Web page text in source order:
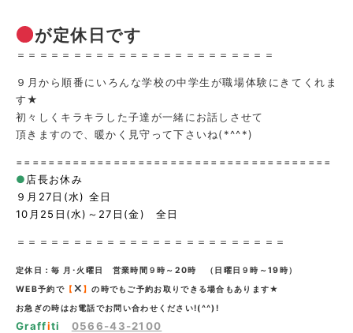
が定休日です
＝＝＝＝＝＝＝＝＝＝＝＝＝＝＝＝＝＝＝＝＝＝＝
９月から順番にいろんな学校の中学生が職場体験にきてくれま
す★
初々しくキラキラした子達が一緒にお話しさせて
頂きますので、暖かく見守って下さいね(*^^*)
=======================================
● 店長お休み
９月27日(水) 全日
10月25日(水)～27日(金) 全日
＝＝＝＝＝＝＝＝＝＝＝＝＝＝＝＝＝＝＝＝＝＝＝＝
定休日：毎 月･火曜日 営業時間９時～20時 （日曜日９時～19時）
WEB予約で【 】の時でもご予約お取りできる場合もあります★
お急ぎの時はお電話でお問い合わせください!(^^)!
Graffiti 0566-43-2100